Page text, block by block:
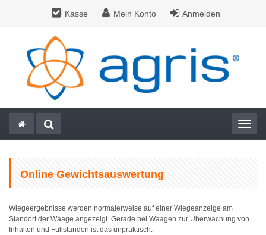
Kasse Mein Konto Anmelden
Online Gewichtsauswertung
Wiegeergebnisse werden normalerweise auf einer Wiegeanzeige am
Standort der Waage angezeigt. Gerade bei Waagen zur Überwachung von
Inhalten und Füllständen ist das unpraktisch.